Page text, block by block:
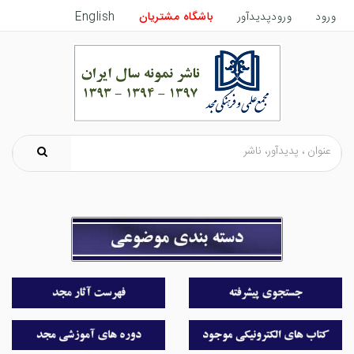
ورود ورودپدیدآور باشگاه مشتریان English